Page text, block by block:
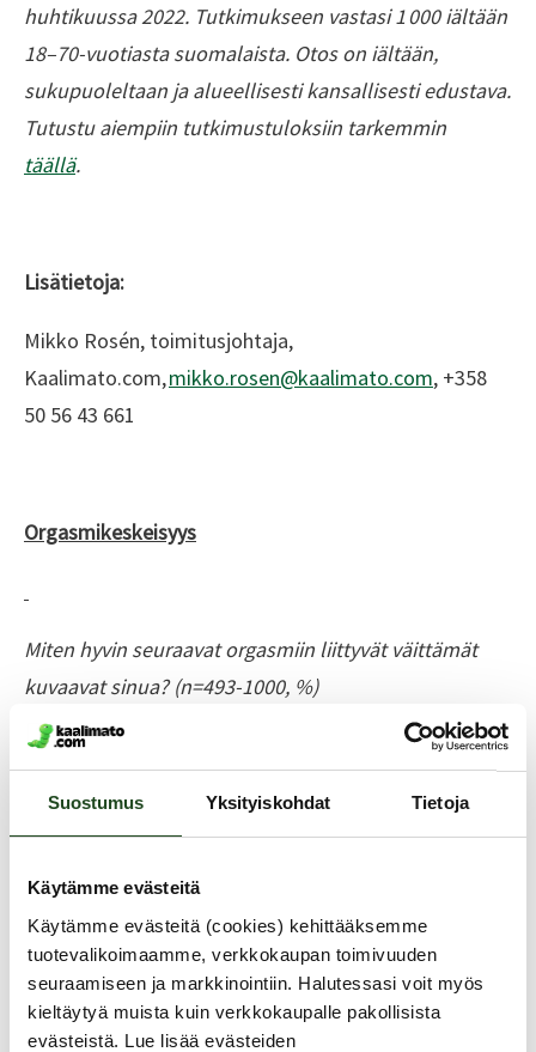
Suostumus Yksityiskohdat Tietoja
Käytämme evästeitä
Käytämme evästeitä (cookies) kehittääksemme
tuotevalikoimaamme, verkkokaupan toimivuuden
seuraamiseen ja markkinointiin. Halutessasi voit myös
kieltäytyä muista kuin verkkokaupalle pakollisista
evästeistä. Lue lisää evästeiden
huhtikuussa 2022. Tutkimukseen vastasi 1 000 iältään
18–70-vuotiasta suomalaista. Otos on iältään,
sukupuoleltaan ja alueellisesti kansallisesti edustava.
Tutustu aiempiin tutkimustuloksiin tarkemmin
täällä.
Lisätietoja:
Mikko Rosén, toimitusjohtaja,
Kaalimato.com,mikko.rosen@kaalimato.com, +358
50 56 43 661
Orgasmikeskeisyys
Miten hyvin seuraavat orgasmiin liittyvät väittämät
kuvaavat sinua? (n=493-1000, %)
Orgasminen saaminen aiheuttaa minulle paineita
seksin yhteydessä
Erittäin hyvin 4 %
Hyvin 8 %